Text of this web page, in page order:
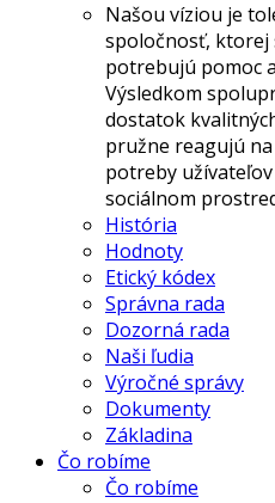
Našou víziou je
spoločnosť, ktorej
potrebujú pomoc
Výsledkom
dostatok
pružne reagujú
potreby
sociálnom
História
Hodnoty
Etický kódex
Správna rada
Dozorná rada
Naši ľudia
Výročné správy
Dokumenty
Základina
Čo robíme
Čo robíme